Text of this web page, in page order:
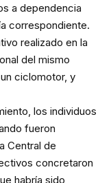
a dependencia
correspondiente.
realizado en la
del mismo
ciclomotor, y
los individuos
fueron
Central de
concretaron
habría sido